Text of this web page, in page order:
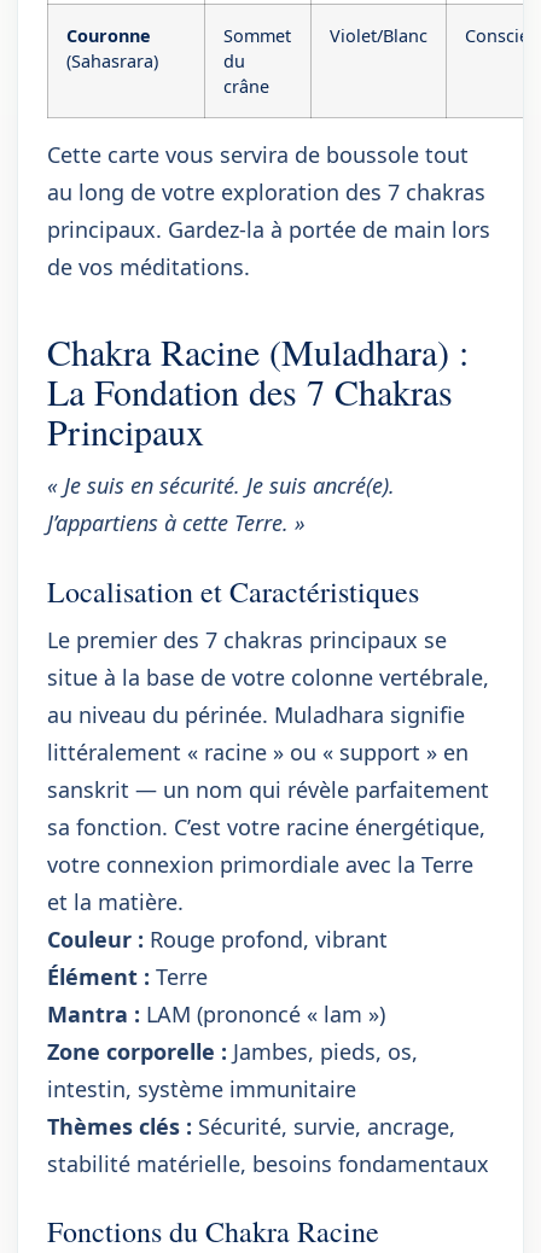
Couronne
(Sahasrara)
Sommet
du
crâne
Violet/Blanc
Cette carte vous servira de boussole tout
au long de votre exploration des 7 chakras
principaux. Gardez-la à portée de main lors
de vos méditations.
Chakra Racine (Muladhara) :
La Fondation des 7 Chakras
Principaux
« Je suis en sécurité. Je suis ancré(e).
J’appartiens à cette Terre. »
Localisation et Caractéristiques
Le premier des 7 chakras principaux se
situe à la base de votre colonne vertébrale,
au niveau du périnée. Muladhara signifie
littéralement « racine » ou « support » en
sanskrit — un nom qui révèle parfaitement
sa fonction. C’est votre racine énergétique,
votre connexion primordiale avec la Terre
et la matière.
Couleur : Rouge profond, vibrant
Élément : Terre
Mantra : LAM (prononcé « lam »)
Zone corporelle : Jambes, pieds, os,
intestin, système immunitaire
Thèmes clés : Sécurité, survie, ancrage,
stabilité matérielle, besoins fondamentaux
Fonctions du Chakra Racine